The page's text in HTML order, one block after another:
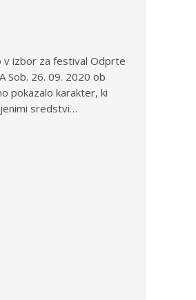
v izbor za festival Odprte
Sob. 26. 09. 2020 ob
pokazalo karakter, ki
sredstvi…